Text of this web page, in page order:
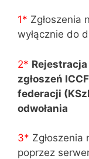
1* Zgłoszenia
wyłącznie do
2*
zgłoszeń
federacji
odwołania
3* Zgłoszenia
poprzez